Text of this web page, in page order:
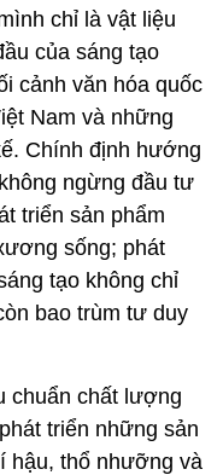
chỉ là vật liệu
của sáng tạo
cảnh văn hóa quốc
Nam và những
Chính định hướng
ngừng đầu tư
triển sản phẩm
sống; phát
tạo không chỉ
bao trùm tư duy
chuẩn chất lượng
triển những sản
hậu, thổ nhưỡng và